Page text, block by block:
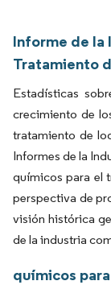
Informe de la
Tratamiento
Estadísticas
crecimiento de
tratamiento de
Informes de la
químicos para el
perspectiva de
visión histórica
de la industria
químicos